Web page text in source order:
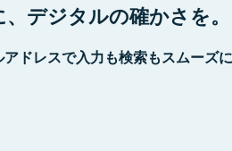
デジタルの確かさを。
アドレスで入力も検索もスムーズ